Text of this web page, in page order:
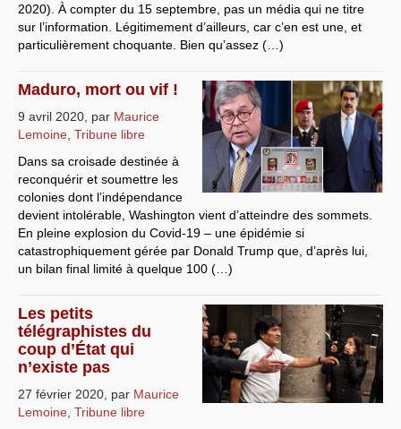
2020). À compter du 15 septembre, pas un média qui ne titre
sur l’information. Légitimement d’ailleurs, car c’en est une, et
particulièrement choquante. Bien qu’assez (…)
Maduro, mort ou vif !
9 avril 2020 par Maurice
Lemoine Tribune libre
Dans sa croisade destinée à
reconquérir et soumettre les
colonies dont l’indépendance
devient intolérable, Washington vient d’atteindre des sommets.
En pleine explosion du Covid-19 – une épidémie si
catastrophiquement gérée par Donald Trump que, d’après lui,
un bilan final limité à quelque 100 (…)
Les petits
télégraphistes du
coup d’État qui
n’existe pas
27 février 2020 par Maurice
Lemoine Tribune libre